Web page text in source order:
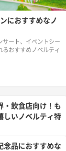
におすすめなノ
サート、イベントシー
るおすすめノベルティ
・飲食店向け！も
しいノベルティ特
念品におすすめな